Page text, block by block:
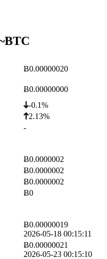
BTC
Ƀ0.00000020
Ƀ0.00000000
-0.1%
2.13%
-
Ƀ0.0000002
Ƀ0.0000002
Ƀ0.0000002
Ƀ0
Ƀ0.00000019
2026-05-18 00:15:11
Ƀ0.00000021
2026-05-23 00:15:10